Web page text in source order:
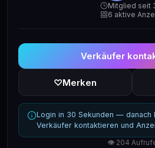
Mitglied seit
6 aktive
Verkäufer
♡Merken
Login in 30 Sekunden — danach
Verkäufer kontaktieren und
👁 204